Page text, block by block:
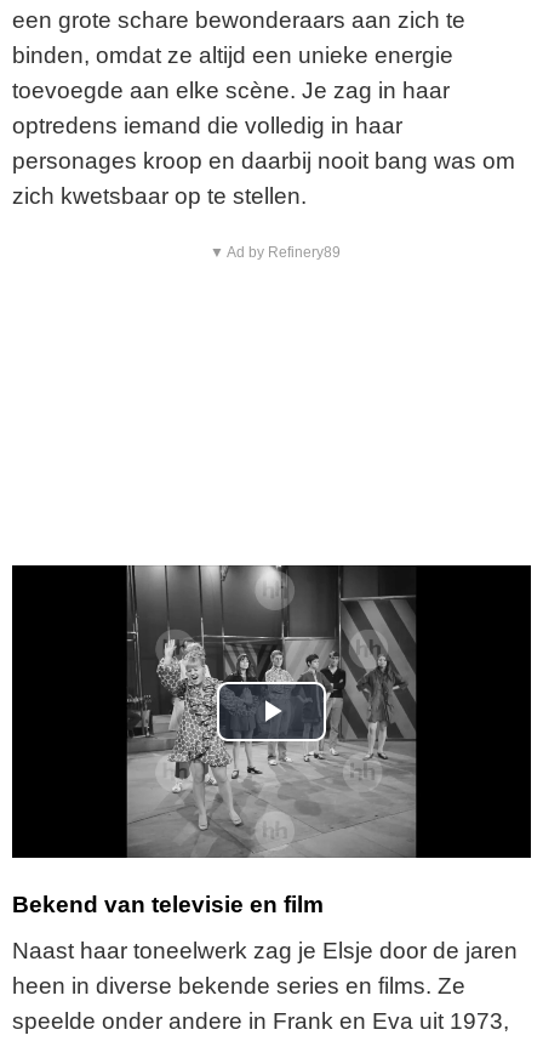
een grote schare bewonderaars aan zich te
binden, omdat ze altijd een unieke energie
toevoegde aan elke scène. Je zag in haar
optredens iemand die volledig in haar
personages kroop en daarbij nooit bang was om
zich kwetsbaar op te stellen.
▼ Ad by Refinery89
P
l
a
y
V
i
Bekend van televisie en film
Naast haar toneelwerk zag je Elsje door de jaren
heen in diverse bekende series en films. Ze
speelde onder andere in Frank en Eva uit 1973,